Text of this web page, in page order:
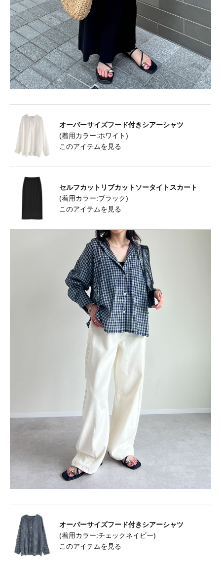
オーバーサイズフード付きシアーシャツ
(着用カラー:ホワイト)
このアイテムを見る
セルフカットリブカットソータイトスカート
(着用カラー:ブラック)
このアイテムを見る
オーバーサイズフード付きシアーシャツ
(着用カラー:チェックネイビー)
このアイテムを見る